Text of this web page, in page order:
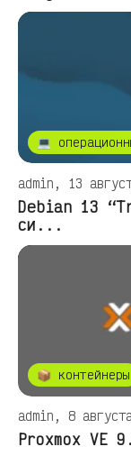
💻
admin, 13
Debian 13
си...
📦 контейнеры
admin, 8
Proxmox VE